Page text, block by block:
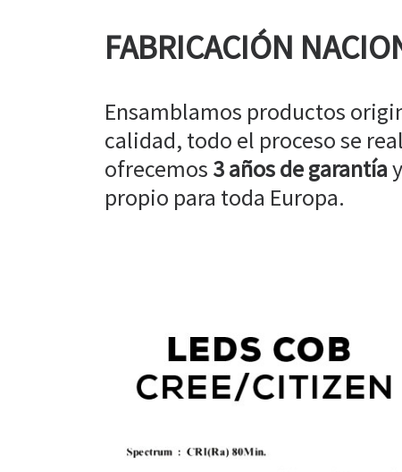
FABRICACIÓN
Ensamblamos productos
calidad, todo el proceso se
ofrecemos 3 años de garantía
propio para toda Europa.